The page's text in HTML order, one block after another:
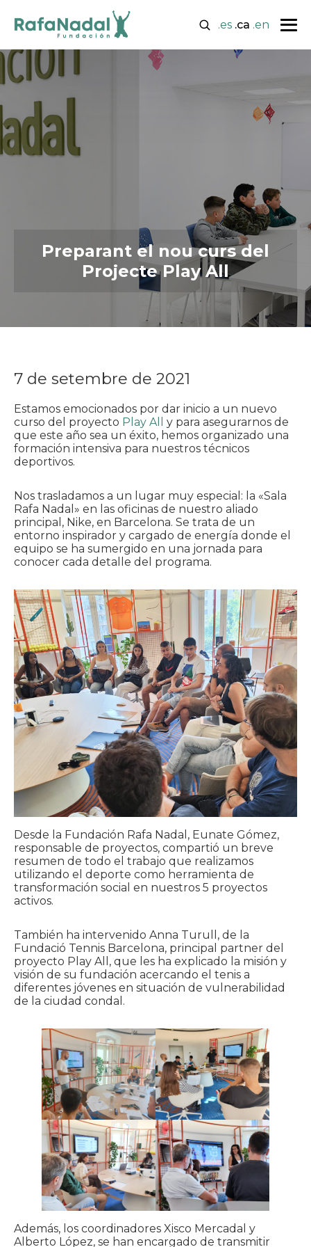
.es .ca .en
Preparant el nou curs del
Projecte Play All
7 de setembre de 2021
Estamos emocionados por dar inicio a un nuevo
curso del proyecto Play All
y para asegurarnos de
que este año sea un éxito, hemos organizado una
formación intensiva para nuestros técnicos
deportivos.
Nos trasladamos a un lugar muy especial: la «Sala
Rafa Nadal» en las oficinas de nuestro aliado
principal, Nike, en Barcelona. Se trata de un
entorno inspirador y cargado de energía donde el
equipo se ha sumergido en una jornada para
conocer cada detalle del programa.
Desde la Fundación Rafa Nadal, Eunate Gómez,
responsable de proyectos, compartió un breve
resumen de todo el trabajo que realizamos
utilizando el deporte como herramienta de
transformación social en nuestros 5 proyectos
activos.
También ha intervenido Anna Turull, de la
Fundació Tennis Barcelona, principal partner del
proyecto Play All, que les ha explicado la misión y
visión de su fundación acercando el tenis a
diferentes jóvenes en situación de vulnerabilidad
de la ciudad condal.
Además, los coordinadores Xisco Mercadal y
Alberto López, se han encargado de transmitir